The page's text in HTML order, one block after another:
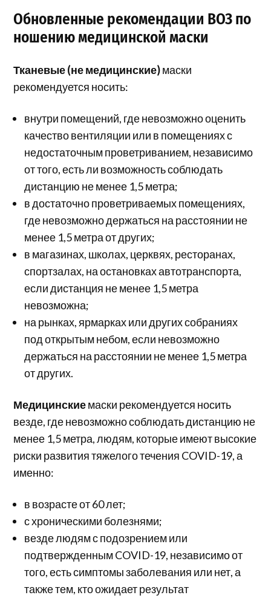
Обновленные рекомендации ВОЗ по
ношению медицинской маски
Тканевые (не медицинские)маски
рекомендуется носить:
внутри помещений, где невозможно оценить
качество вентиляции или в помещениях с
недостаточным проветриванием, независимо
от того, есть ли возможность соблюдать
дистанцию не менее 1,5 метра;
в достаточно проветриваемых помещениях,
где невозможно держаться на расстоянии не
менее 1,5 метра от других;
в магазинах, школах, церквях, ресторанах,
спортзалах, на остановках автотранспорта,
если дистанция не менее 1,5 метра
невозможна;
на рынках, ярмарках или других собраниях
под открытым небом, если невозможно
держаться на расстоянии не менее 1,5 метра
от других.
Медицинскиемаски рекомендуется носить
везде, где невозможно соблюдать дистанцию не
менее 1,5 метра, людям, которые имеют высокие
риски развития тяжелого течения COVID-19, а
именно:
в возрасте от 60 лет;
с хроническими болезнями;
везде людям с подозрением или
подтвержденным COVID-19, независимо от
того, есть симптомы заболевания или нет, а
также тем, кто ожидает результат